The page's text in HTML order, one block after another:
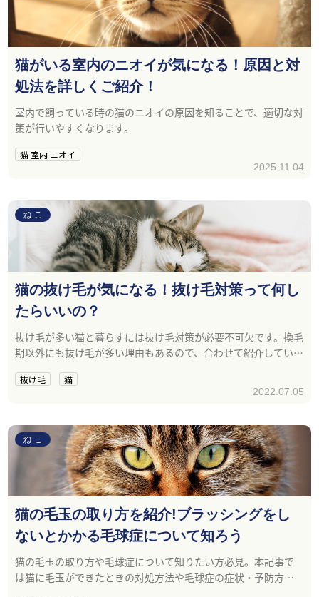
猫がいる室内のニオイが気になる！原因と対
処法を詳しくご紹介！
室内で飼っている時の猫のニオイの原因を知ることで、適切な対
策が行いやすくなります。
猫 室内 ニオイ
2025.11.04
ねこ
猫の抜け毛が気になる！抜け毛対策って何し
たらいいの？
抜け毛が多い猫と暮らすには抜け毛対策が必要不可欠です。換毛
期以外にも抜け毛が多い理由もあるので、合わせて紹介していき
抜け毛 猫
2022.07.05
ねこ
猫の毛玉の取り方を紹介!ブラッシングをし
ないとかかる毛球症について知ろう
猫の毛玉の取り方や毛球症について知りたい方必見。本記事で
は猫に毛玉ができたときの対処方法や毛球症の症状・予防方法